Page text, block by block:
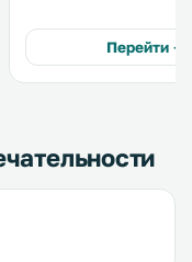
Комплекс состоит из 2
Limneon Crystal и
.
Перейти →